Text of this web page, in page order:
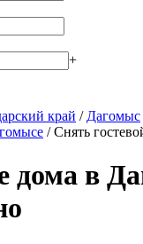
+
край / Дагомыс
/ Снять
дома в